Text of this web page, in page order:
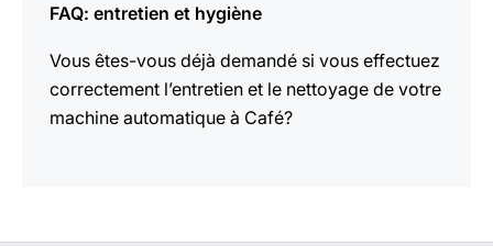
FAQ: entretien et hygiène
Vous êtes-vous déjà demandé si vous effectuez
correctement l’entretien et le nettoyage de votre
machine automatique à Café?